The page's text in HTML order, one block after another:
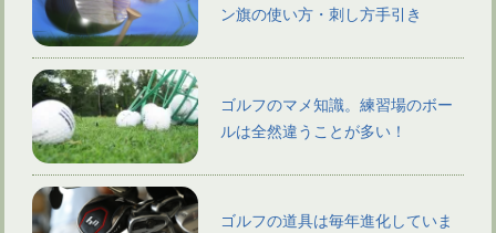
ン旗の使い方・刺し方手引き
ゴルフのマメ知識。練習場のボー
ルは全然違うことが多い！
ゴルフの道具は毎年進化していま